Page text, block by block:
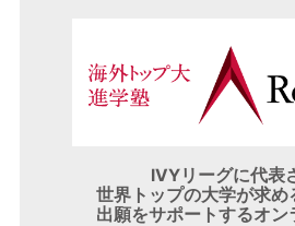
IVYリーグに代表
世界トップの大学が求め
出願をサポートするオン